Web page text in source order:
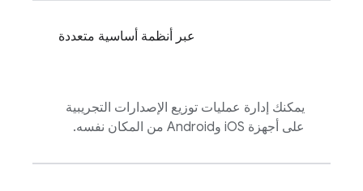
عبر أنظمة أساسية متعددة
يمكنك إدارة عمليات توزيع الإصدارات التجريبية
على أجهزة iOS وAndroid من المكان نفسه.